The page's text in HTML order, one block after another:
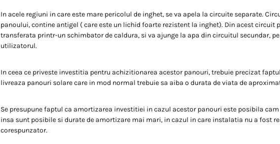
In acele regiuni in care este mare pericolul de inghet, se va apela la circuite separate.
panoului, contine antigel ( care este un lichid foarte rezistent la inghet). Din acest circuit
transferata printr-un schimbator de caldura, si va ajunge la apa din circuitul secundar,
utilizatorul.
In ceea ce priveste investitia pentru achizitionarea acestor panouri, trebuie precizat
livreaza panouri solare care in mod normal trebuie sa aiba o durata de viata de
Se presupune faptul ca amortizarea investitiei in cazul acestor panouri este posibila
insa sunt posibile si durate de amortizare mai mari, in cazul in care instalatia nu a fost
corespunzator.